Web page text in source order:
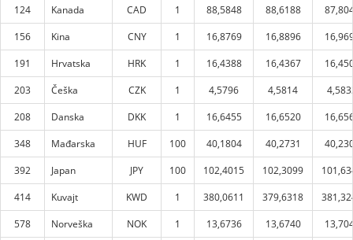
124
Kanada CAD 1 88,5848 88,6188
156
Kina CNY 1 16,8769 16,8896
191
Hrvatska HRK 1 16,4388 16,4367
203
Češka CZK 1 4,5796 4,5814
208
Danska DKK 1 16,6455 16,6520
348
Mađarska HUF 100 40,1804 40,2731
392
Japan JPY 100 102,4015 102,3099
414
Kuvajt KWD 1 380,0611 379,6318
578
Norveška NOK 1 13,6736 13,6740